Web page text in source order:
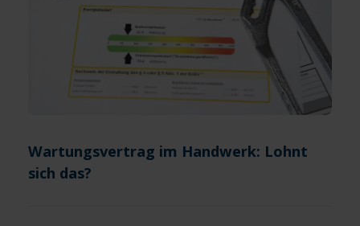
Wartungsvertrag im Handwerk: Lohnt
sich das?